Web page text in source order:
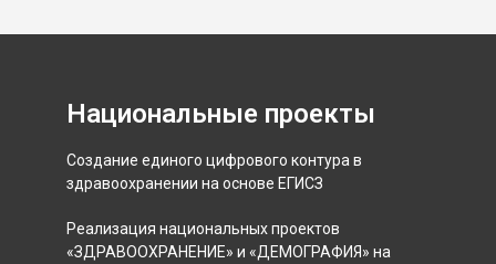
Национальные проекты
Создание единого цифрового контура в
здравоохранении на основе ЕГИСЗ
Реализация национальных проектов
«ЗДРАВООХРАНЕНИЕ» и «ДЕМОГРАФИЯ» на